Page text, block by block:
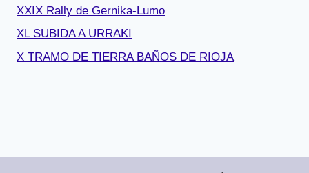
XXIX Rally de Gernika-Lumo
XL SUBIDA A URRAKI
X TRAMO DE TIERRA BAÑOS DE RIOJA